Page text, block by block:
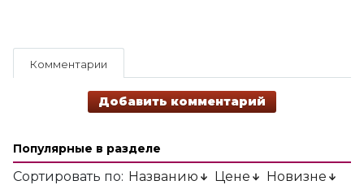
Комментарии
Добавить комментарий
Популярные в разделе
Сортировать по: Названию Цене Новизне